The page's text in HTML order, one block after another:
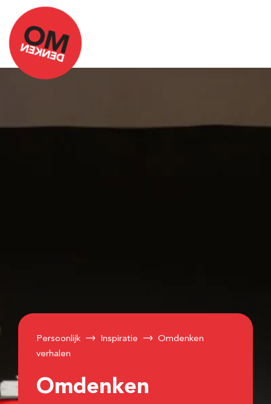
Persoonlijk Inspiratie
Omdenken
verhalen
Omdenken